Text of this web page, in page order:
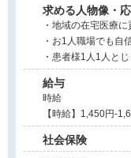
求める人物像・
・地域の在宅医療
・お1人職場でも自
・患者様1人1人と
給与
時給
【時給】1,450円-
社会保険